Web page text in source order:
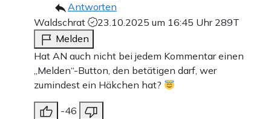
Antworten
Waldschrat
23.10.2025 um 16:45 Uhr 289T
Melden
Hat AN auch nicht bei jedem Kommentar einen
„Melden“-Button, den betätigen darf, wer
zumindest ein Häkchen hat?
-46